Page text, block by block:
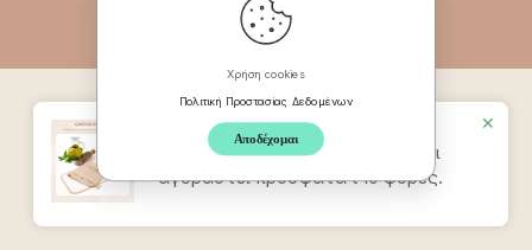
Χρήση cookies
Πολιτική Προστασίας Δεδομένων
Αποδέχομαι
ΠροϊονΖώνη Καστορέλαιου
έχει
αγοραστεί πρόσφατα t 10 φορές.
✕